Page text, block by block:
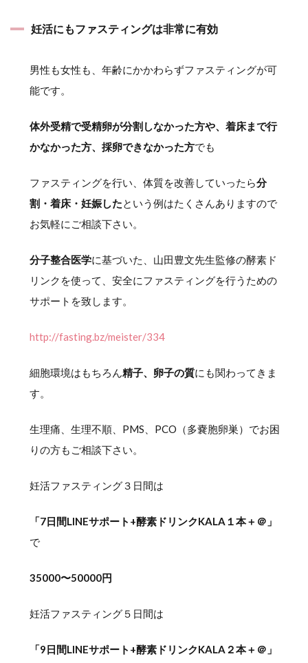
妊活にもファスティングは非常に有効
男性も女性も、年齢にかかわらずファスティングが可
能です。
体外受精で受精卵が分割しなかった方や、着床まで行
かなかった方、採卵できなかった方でも
ファスティングを行い、体質を改善していったら分
割・着床・妊娠したという例はたくさんありますので
お気軽にご相談下さい。
分子整合医学に基づいた、山田豊文先生監修の酵素ド
リンクを使って、安全にファスティングを行うための
サポートを致します。
http://fasting.bz/meister/334
細胞環境はもちろん精子、卵子の質にも関わってきま
す。
生理痛、生理不順、PMS、PCO（多嚢胞卵巣）でお困
りの方もご相談下さい。
妊活ファスティング３日間は
「7日間LINEサポート+酵素ドリンクKALA１本＋＠」
で
35000〜50000円
妊活ファスティング５日間は
「9日間LINEサポート+酵素ドリンクKALA２本＋＠」